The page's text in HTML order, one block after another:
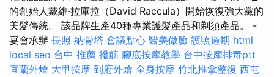
的創始人戴維·拉庫拉（David Raccula）開始恢復強大黨的
美髮傳統。 該品牌生產40種專業護髮產品和剃須產品。 -
宴會承辦 長照 納骨塔 會議點心 醫美做臉 護照過期 html
local seo 台中 推薦 撥筋 腳底按摩教學 台中按摩排毒ptt
宜蘭外燴 大甲按摩 到府外燴 全身按摩 竹北推拿整復 西屯